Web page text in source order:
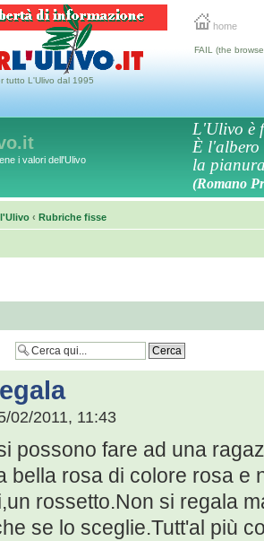
home
tutto L'Ulivo dal 1995
FAIL (the
i valori dell'Ulivo
L'Ulivo è
È l'albero
la
(Romano
‹ Rubriche fisse
02/2011, 11:43
possono fare ad una
bella rosa di colore rosa e
rossetto.Non si regala
se lo sceglie.Tutt'al più